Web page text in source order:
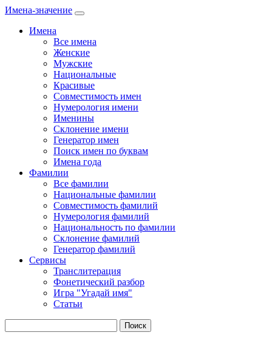
Имена-значение
Имена
Все имена
Женские
Мужские
Национальные
Красивые
Совместимость имен
Нумерология имени
Именины
Склонение имени
Генератор имен
Поиск имен по буквам
Имена года
Фамилии
Все фамилии
Национальные фамилии
Совместимость фамилий
Нумерология фамилий
Национальность по фамилии
Склонение фамилий
Генератор фамилий
Сервисы
Транслитерация
Фонетический разбор
Игра "Угадай имя"
Статьи
Поиск